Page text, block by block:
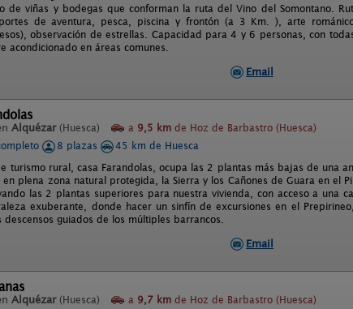
de viñas y bodegas que conforman la ruta del Vino del Somontano.
de aventura, pesca, piscina y frontón (a 3 Km. ), arte
observación de estrellas. Capacidad para 4 y 6 personas, con
acondicionado en áreas comunes.
Email
Alquézar (Huesca) a 9,5 km de Hoz de Barbastro (Huesca)
8 plazas
45 km de Huesca
turismo rural, casa Farandolas, ocupa las 2 plantas más bajas de una
plena zona natural protegida, la Sierra y los Cañones de Guara en el
las 2 plantas superiores para nuestra vivienda, con acceso a una
exuberante, donde hacer un sinfín de excursiones en el
descensos guiados de los múltiples barrancos.
Email
Alquézar (Huesca) a 9,7 km de Hoz de Barbastro (Huesca)